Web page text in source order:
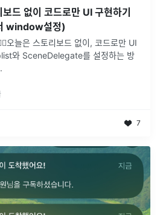
없이 코드로만 UI 구현하기
window설정)
오늘은 스토리보드 없이, 코드로만 UI
와 SceneDelegate를 설정하는 방
7